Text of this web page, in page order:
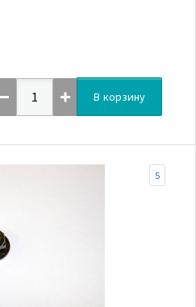
В корзину
5